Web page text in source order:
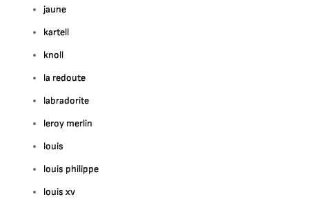
jaune
kartell
knoll
la redoute
labradorite
leroy merlin
louis
louis philippe
louis xv